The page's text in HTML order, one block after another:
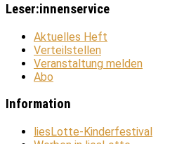
Leser:innenservice
Aktuelles Heft
Verteilstellen
Veranstaltung melden
Abo
Information
liesLotte-Kinderfestival